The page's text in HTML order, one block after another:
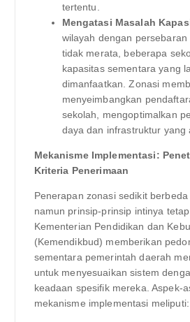
tertentu.
Mengatasi Masalah
wilayah dengan
tidak merata, beberapa
kapasitas sementara yang
dimanfaatkan. Zonasi
menyeimbangkan
sekolah, mengoptimalkan
daya dan infrastruktur yang
Mekanisme Implementasi:
Kriteria Penerimaan
Penerapan zonasi sedikit berbeda
namun prinsip-prinsip intinya tetap
Kementerian Pendidikan dan
(Kemendikbud) memberikan
sementara pemerintah daerah
untuk menyesuaikan sistem
keadaan spesifik mereka. Aspek-
mekanisme implementasi meliputi: